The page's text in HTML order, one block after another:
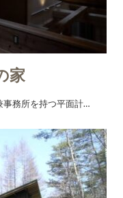
家
事務所を持つ平面計…